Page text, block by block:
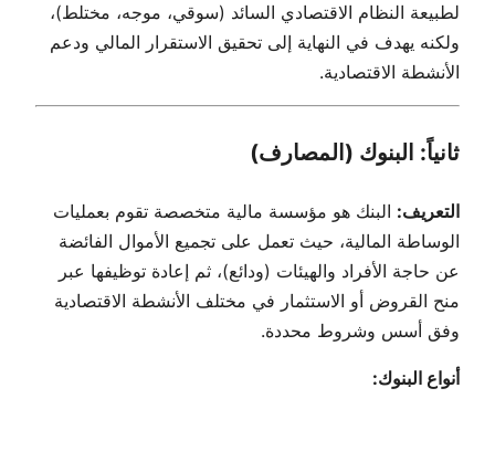
لطبيعة النظام الاقتصادي السائد (سوقي، موجه، مختلط)،
ولكنه يهدف في النهاية إلى تحقيق الاستقرار المالي ودعم
الأنشطة الاقتصادية.
ثانياً: البنوك (المصارف)
التعريف: البنك هو مؤسسة مالية متخصصة تقوم بعمليات
الوساطة المالية، حيث تعمل على تجميع الأموال الفائضة
عن حاجة الأفراد والهيئات (ودائع)، ثم إعادة توظيفها عبر
منح القروض أو الاستثمار في مختلف الأنشطة الاقتصادية
وفق أسس وشروط محددة.
أنواع البنوك: